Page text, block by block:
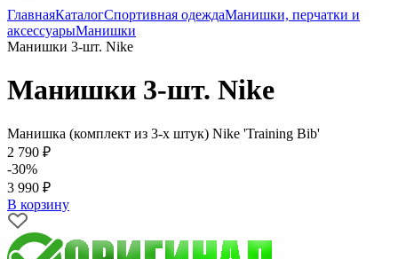
ГлавнаяКаталогСпортивная одеждаМанишки, перчатки и
аксессуарыМанишки
Манишки 3-шт. Nike
Манишки 3-шт. Nike
Манишка (комплект из 3-х штук) Nike 'Training Bib'
2 790 ₽
-30%
3 990 ₽
В корзину